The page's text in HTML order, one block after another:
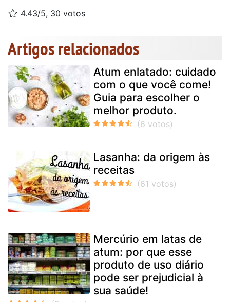
4.43/5, 30 votos
Artigos relacionados
Atum enlatado: cuidado
com o que você come!
Guia para escolher o
melhor produto.
Lasanha: da origem às
receitas
Mercúrio em latas de
atum: por que esse
produto de uso diário
pode ser prejudicial à
sua saúde!